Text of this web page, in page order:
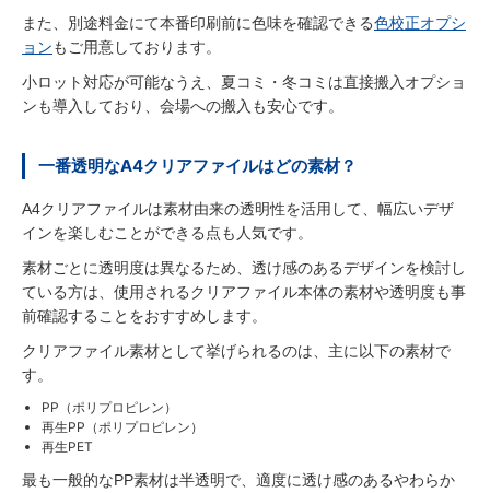
また、別途料金にて本番印刷前に色味を確認できる色校正オプシ
ョンもご用意しております。
小ロット対応が可能なうえ、夏コミ・冬コミは直接搬入オプショ
ンも導入しており、会場への搬入も安心です。
一番透明なA4クリアファイルはどの素材？
A4クリアファイルは素材由来の透明性を活用して、幅広いデザ
インを楽しむことができる点も人気です。
素材ごとに透明度は異なるため、透け感のあるデザインを検討し
ている方は、使用されるクリアファイル本体の素材や透明度も事
前確認することをおすすめします。
クリアファイル素材として挙げられるのは、主に以下の素材で
す。
PP（ポリプロピレン）
再生PP（ポリプロピレン）
再生PET
最も一般的なPP素材は半透明で、適度に透け感のあるやわらか